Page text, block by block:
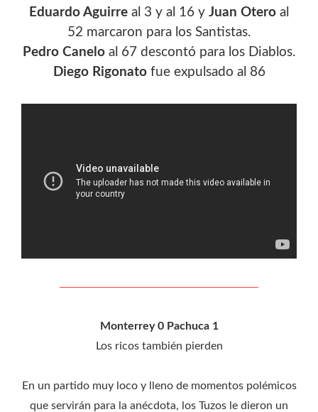
Eduardo Aguirre al 3 y al 16 y Juan Otero al
52 marcaron para los Santistas.
Pedro Canelo al 67 descontó para los Diablos.
Diego Rigonatofue expulsado al 86
Monterrey 0 Pachuca 1
Los ricos también pierden
En un partido muy loco y lleno de momentos polémicos
que servirán para la anécdota, los Tuzos le dieron un